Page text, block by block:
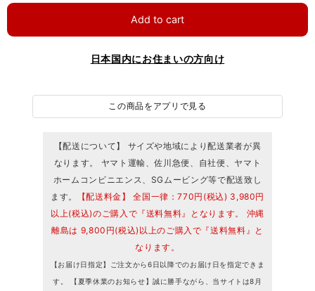
Add to cart
日本国内にお住まいの方向け
この商品をアプリで見る
【配送について】 サイズや地域により配送業者が異
なります。 ヤマト運輸、佐川急便、自社便、ヤマト
ホームコンビニエンス、SGムービング等で配送致し
ます。
【配送料金】 全国一律：770円(税込) 3,980円
以上(税込)のご購入で『送料無料』となります。 沖縄
離島は 9,800円(税込)以上のご購入で『送料無料』と
なります。
【お届け日指定】ご注文から6日以降でのお届け日を指定できま
す。 【夏季休業のお知らせ】誠に勝手ながら、当サイトは8月